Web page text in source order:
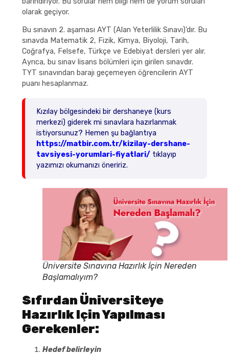
olarak geçiyor.
Bu sınavın 2. aşaması AYT (Alan Yeterlilik Sınavı)’dır. Bu
sınavda Matematik 2, Fizik, Kimya, Biyoloji, Tarih,
Coğrafya, Felsefe, Türkçe ve Edebiyat dersleri yer alır.
Ayrıca, bu sınav lisans bölümleri için girilen sınavdır.
TYT sınavından barajı geçemeyen öğrencilerin AYT
puanı hesaplanmaz.
Kızılay bölgesindeki bir dershaneye (kurs
merkezi) giderek mi sınavlara hazırlanmak
istiyorsunuz? Hemen şu bağlantıya
https://matbir.com.tr/kizilay-dershane-
tavsiyesi-yorumlari-fiyatlari/ tıklayıp
yazımızı okumanızı öneririz.
Üniversite Sınavına Hazırlık İçin Nereden
Başlamalıyım?
Sıfırdan Üniversiteye
Hazırlık Için Yapılması
Gerekenler:
Hedef belirleyin